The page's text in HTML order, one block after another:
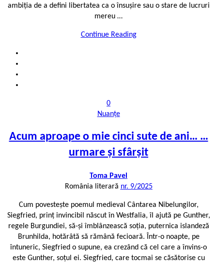
ambiția de a defini libertatea ca o însușire sau o stare de lucruri
mereu …
Continue Reading
0
Nuanțe
Acum aproape o mie cinci sute de ani… …
urmare și sfârșit
Toma Pavel
România literară nr. 9/2025
Cum povestește poemul medieval Cântarea Nibelungilor,
Siegfried, prinț invincibil născut în Westfalia, îl ajută pe Gunther,
regele Burgundiei, să-și îmblânzească soția, puternica islandeză
Brunhilda, hotărâtă să rămână fecioară. Într-o noapte, pe
întuneric, Siegfried o supune, ea crezând că cel care a învins-o
este Gunther, soțul ei. Siegfried, care tocmai se căsătorise cu